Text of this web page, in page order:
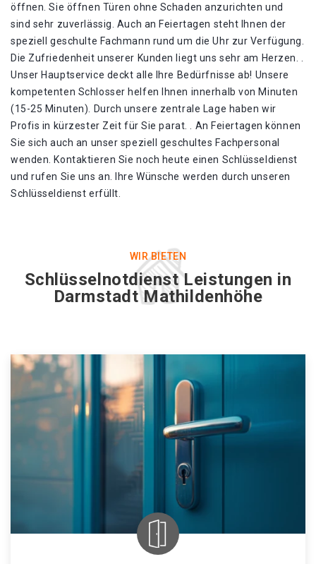
öffnen. Sie öffnen Türen ohne Schaden anzurichten und
sind sehr zuverlässig. Auch an Feiertagen steht Ihnen der
speziell geschulte Fachmann rund um die Uhr zur Verfügung.
Die Zufriedenheit unserer Kunden liegt uns sehr am Herzen. .
Unser Hauptservice deckt alle Ihre Bedürfnisse ab! Unsere
kompetenten Schlosser helfen Ihnen innerhalb von Minuten
(15-25 Minuten). Durch unsere zentrale Lage haben wir
Profis in kürzester Zeit für Sie parat. . An Feiertagen können
Sie sich auch an unser speziell geschultes Fachpersonal
wenden. Kontaktieren Sie noch heute einen Schlüsseldienst
und rufen Sie uns an. Ihre Wünsche werden durch unseren
Schlüsseldienst erfüllt.
WIR BIETEN
Schlüsselnotdienst Leistungen in
Darmstadt Mathildenhöhe